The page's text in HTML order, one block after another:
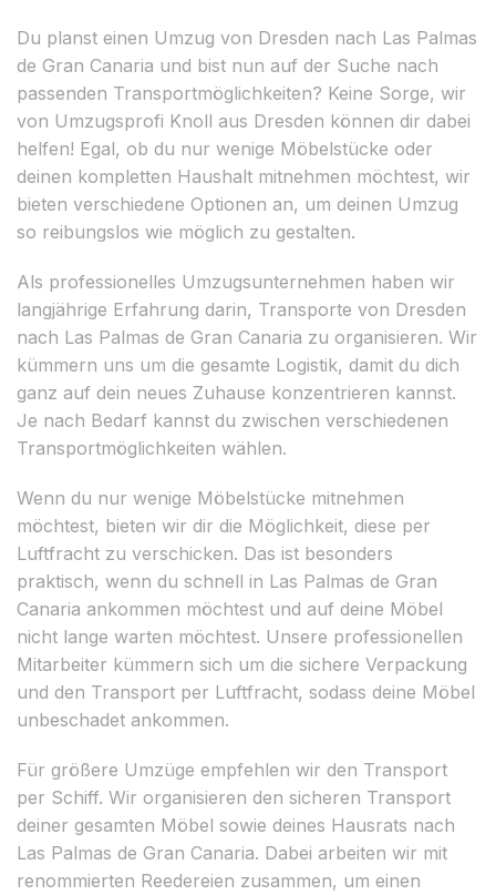
Du planst einen Umzug von Dresden nach Las Palmas
de Gran Canaria und bist nun auf der Suche nach
passenden Transportmöglichkeiten? Keine Sorge, wir
von Umzugsprofi Knoll aus Dresden können dir dabei
helfen! Egal, ob du nur wenige Möbelstücke oder
deinen kompletten Haushalt mitnehmen möchtest, wir
bieten verschiedene Optionen an, um deinen Umzug
so reibungslos wie möglich zu gestalten.
Als professionelles Umzugsunternehmen haben wir
langjährige Erfahrung darin, Transporte von Dresden
nach Las Palmas de Gran Canaria zu organisieren. Wir
kümmern uns um die gesamte Logistik, damit du dich
ganz auf dein neues Zuhause konzentrieren kannst.
Je nach Bedarf kannst du zwischen verschiedenen
Transportmöglichkeiten wählen.
Wenn du nur wenige Möbelstücke mitnehmen
möchtest, bieten wir dir die Möglichkeit, diese per
Luftfracht zu verschicken. Das ist besonders
praktisch, wenn du schnell in Las Palmas de Gran
Canaria ankommen möchtest und auf deine Möbel
nicht lange warten möchtest. Unsere professionellen
Mitarbeiter kümmern sich um die sichere Verpackung
und den Transport per Luftfracht, sodass deine Möbel
unbeschadet ankommen.
Für größere Umzüge empfehlen wir den Transport
per Schiff. Wir organisieren den sicheren Transport
deiner gesamten Möbel sowie deines Hausrats nach
Las Palmas de Gran Canaria. Dabei arbeiten wir mit
renommierten Reedereien zusammen, um einen